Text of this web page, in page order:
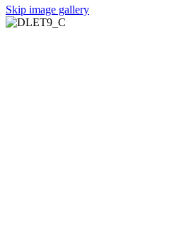
Skip image gallery